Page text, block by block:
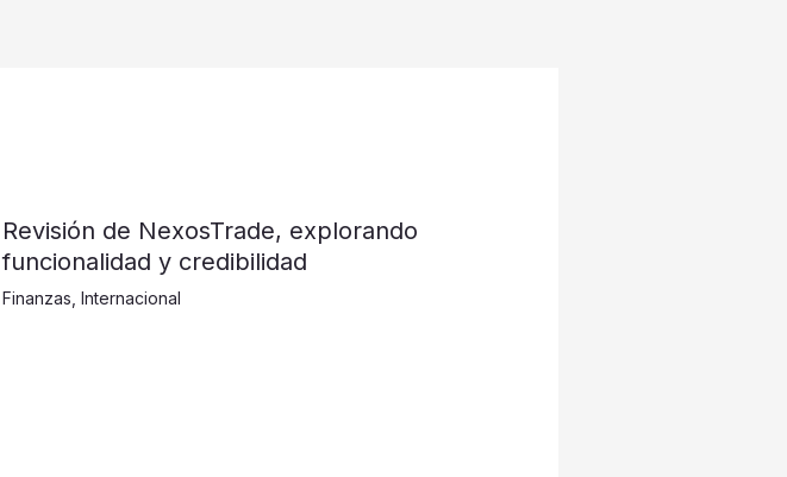
Revisión de NexosTrade, explorando
funcionalidad y credibilidad
Finanzas Internacional